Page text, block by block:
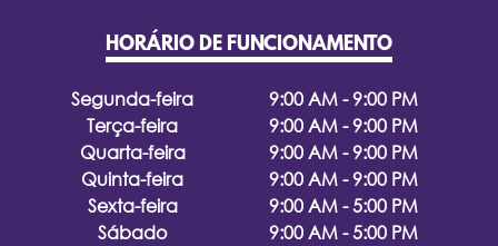
HORÁRIO DE FUNCIONAMENTO
Segunda-feira
9:00 AM - 9:00 PM
Terça-feira
9:00 AM - 9:00 PM
Quarta-feira
9:00 AM - 9:00 PM
Quinta-feira
9:00 AM - 9:00 PM
Sexta-feira
9:00 AM - 5:00 PM
Sábado
9:00 AM - 5:00 PM